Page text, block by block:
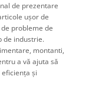
de prezentare
ușor de
probleme de
de industrie.
montanti,
a vă ajuta să
și